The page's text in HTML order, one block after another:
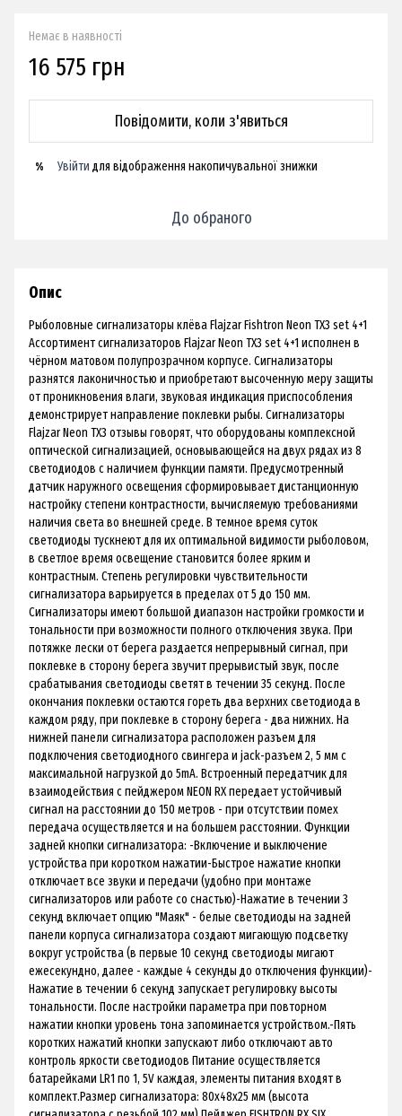
Немає в наявності
16 575 грн
Повідомити, коли з'явиться
% Увійти для відображення накопичувальної знижки
До обраного
Опис
Рыболовные сигнализаторы клёва Flajzar Fishtron Neon TX3 set 4+1
Ассортимент сигнализаторов Flajzar Neon TX3 set 4+1 исполнен в
чёрном матовом полупрозрачном корпусе. Сигнализаторы
разнятся лаконичностью и приобретают высоченную меру защиты
от проникновения влаги, звуковая индикация приспособления
демонстрирует направление поклевки рыбы. Сигнализаторы
Flajzar Neon TX3 отзывы говорят, что оборудованы комплексной
оптической сигнализацией, основывающейся на двух рядах из 8
светодиодов с наличием функции памяти. Предусмотренный
датчик наружного освещения сформировывает дистанционную
настройку степени контрастности, вычисляемую требованиями
наличия света во внешней среде. В темное время суток
светодиоды тускнеют для их оптимальной видимости рыболовом,
в светлое время освещение становится более ярким и
контрастным. Степень регулировки чувствительности
сигнализатора варьируется в пределах от 5 до 150 мм.
Сигнализаторы имеют большой диапазон настройки громкости и
тональности при возможности полного отключения звука. При
потяжке лески от берега раздается непрерывный сигнал, при
поклевке в сторону берега звучит прерывистый звук, после
срабатывания светодиоды светят в течении 35 секунд. После
окончания поклевки остаются гореть два верхних светодиода в
каждом ряду, при поклевке в сторону берега - два нижних. На
нижней панели сигнализатора расположен разъем для
подключения светодиодного свингера и jack-разъем 2, 5 мм c
максимальной нагрузкой до 5mA. Встроенный передатчик для
взаимодействия с пейджером NEON RX передает устойчивый
сигнал на расстоянии до 150 метров - при отсутствии помех
передача осуществляется и на большем расстоянии. Функции
задней кнопки сигнализатора: -Включение и выключение
устройства при коротком нажатии-Быстрое нажатие кнопки
отключает все звуки и передачи (удобно при монтаже
сигнализаторов или работе со снастью)-Нажатие в течении 3
секунд включает опцию "Маяк" - белые светодиоды на задней
панели корпуса сигнализатора создают мигающую подсветку
вокруг устройства (в первые 10 секунд светодиоды мигают
ежесекундно, далее - каждые 4 секунды до отключения функции)-
Нажатие в течении 6 секунд запускает регулировку высоты
тональности. После настройки параметра при повторном
нажатии кнопки уровень тона запоминается устройством.-Пять
коротких нажатий кнопки запускают либо отключают авто
контроль яркости светодиодов Питание осуществляется
батарейками LR1 по 1, 5V каждая, элементы питания входят в
комплект.Размер сигнализатора: 80x48x25 мм (высота